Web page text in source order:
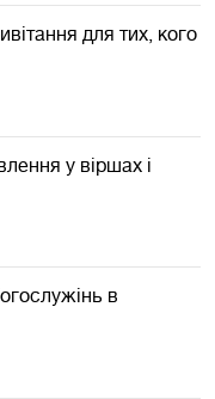
для тих, кого
у віршах і
в